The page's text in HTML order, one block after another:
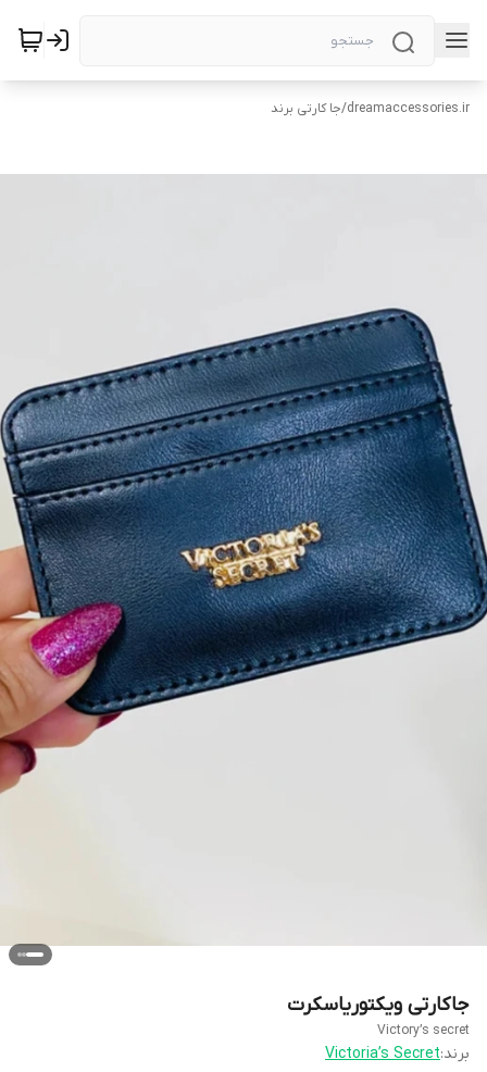
dreamaccessories.ir
/جا کارتی برند
جاکارتی ویکتوریاسکرت
Victory’s secret
برند:Victoria’s Secret